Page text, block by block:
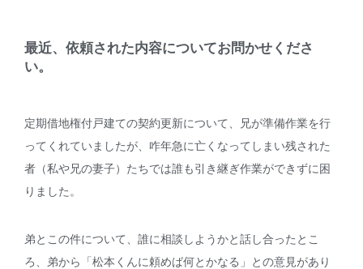
最近、依頼された内容についてお問かせくださ
い。
定期借地権付戸建ての契約更新について、兄が準備作業を行
ってくれていましたが、咋年急に亡くなってしまい残された
者（私や兄の妻子）たちでは誰も引き継ぎ作業ができずに困
りました。
弟とこの件について、誰に相談しようかと話し合ったとこ
ろ、弟から「松本くんに頼めば何とかなる」との意見があり